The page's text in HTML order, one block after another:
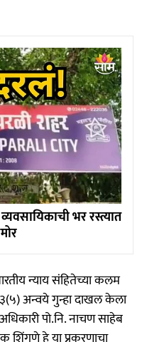
भर रस्त्यात
न्याय संहितेच्या कलम
अन्वये गुन्हा दाखल केला
पो.नि. नाचण साहेब